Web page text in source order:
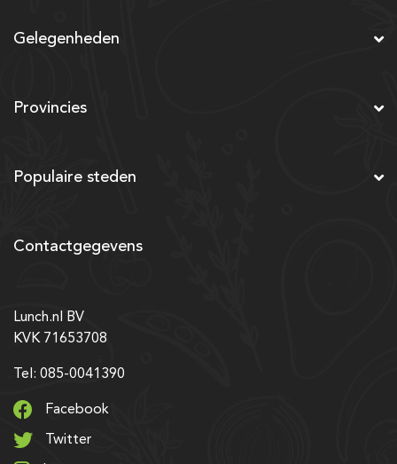
Gelegenheden
Provincies
Populaire steden
Contactgegevens
Lunch.nl BV
KVK 71653708
Tel: 085-0041390
Facebook
Twitter